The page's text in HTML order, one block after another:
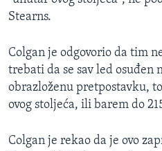
Stearns.
Colgan je odgovorio da tim
trebati da se sav led osuđen
obrazloženu pretpostavku,
ovog stoljeća, ili barem do
Colgan je rekao da je ovo